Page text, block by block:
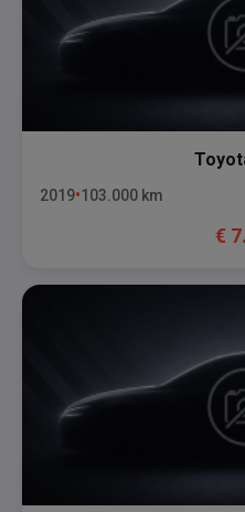
2019 103.000 km
€